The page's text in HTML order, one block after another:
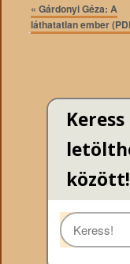
« Gárdonyi Géza: A
láthatatlan ember
között!